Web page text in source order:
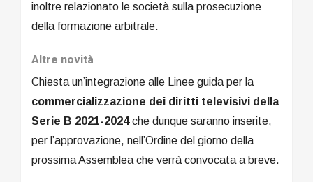
inoltre relazionato le società sulla prosecuzione
della formazione arbitrale.
Altre novità
Chiesta un’integrazione alle Linee guida per la
commercializzazione dei diritti televisivi della
Serie B 2021-2024che dunque saranno inserite,
per l’approvazione, nell’Ordine del giorno della
prossima Assemblea che verrà convocata a breve.